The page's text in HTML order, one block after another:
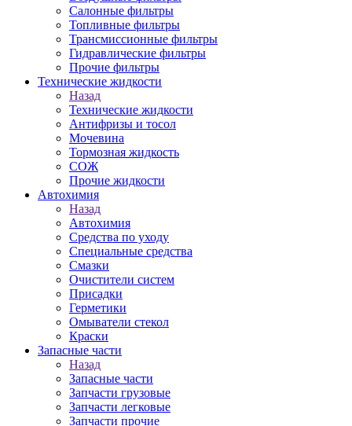
Салонные фильтры
Топливные фильтры
Трансмиссионные фильтры
Гидравлические фильтры
Прочие фильтры
Технические жидкости
Назад
Технические жидкости
Антифризы и тосол
Мочевина
Тормозная жидкость
СОЖ
Прочие жидкости
Автохимия
Назад
Автохимия
Средства по уходу
Специальные средства
Смазки
Очистители систем
Присадки
Герметики
Омыватели стекол
Краски
Запасные части
Назад
Запасные части
Запчасти грузовые
Запчасти легковые
Запчасти прочие